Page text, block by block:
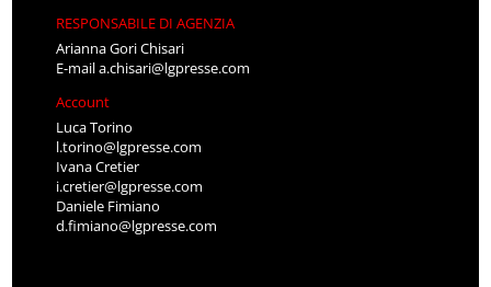
RESPONSABILE DI AGENZIA
Arianna Gori Chisari
E-maila.chisari@lgpresse.com
Account
Luca Torino
l.torino@lgpresse.com
Ivana Cretier
i.cretier@lgpresse.com
Daniele Fimiano
d.fimiano@lgpresse.com